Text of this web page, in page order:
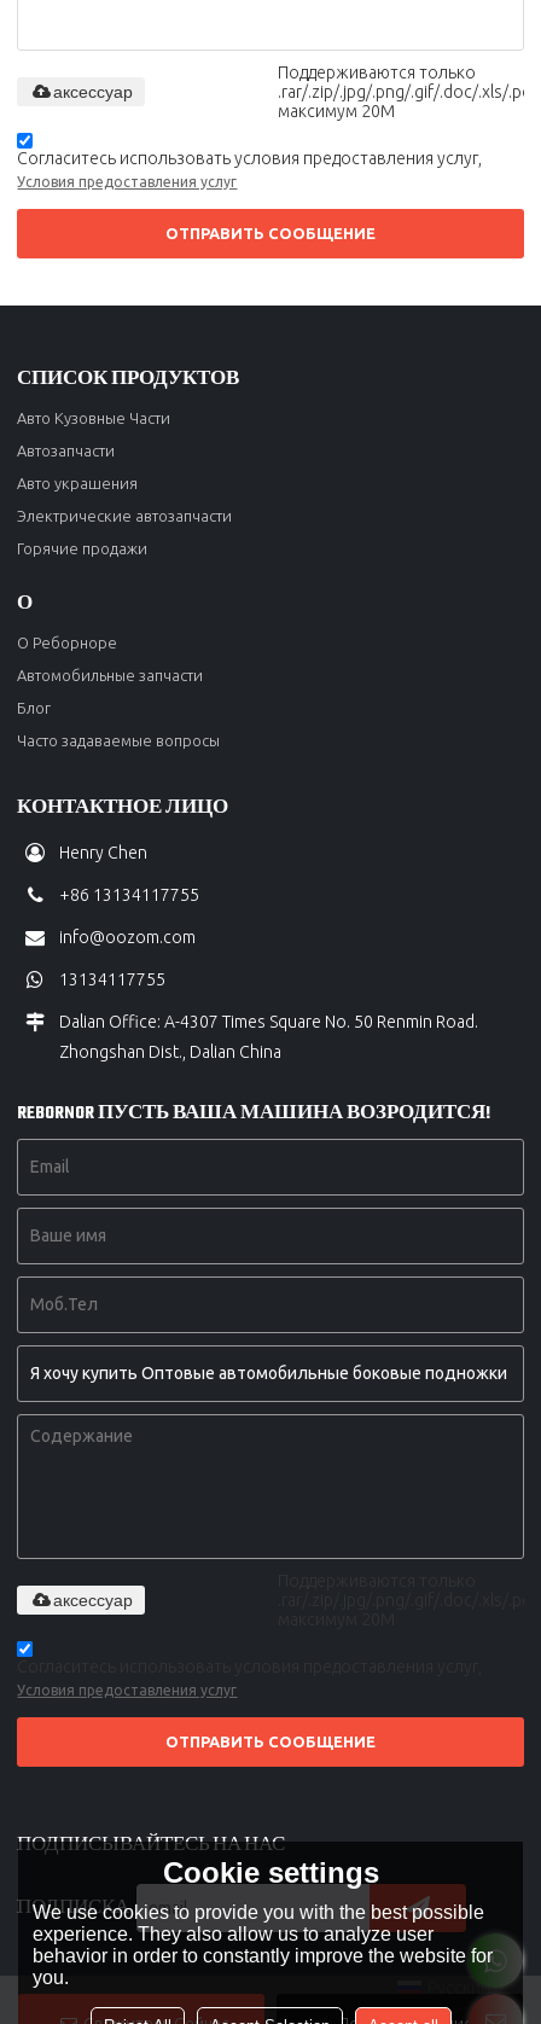
Поддерживаются только
.rar/.zip/.jpg/.png/.gif/.doc/.xls/.pdf,
максимум 20M
аксессуар
Согласитесь использовать условия предоставления услуг,
Условия предоставления услуг
ОТПРАВИТЬ СООБЩЕНИЕ
СПИСОК ПРОДУКТОВ
Авто Кузовные Части
Автозапчасти
Авто украшения
Электрические автозапчасти
Горячие продажи
О
О Реборноре
Автомобильные запчасти
Блог
Часто задаваемые вопросы
КОНТАКТНОЕ ЛИЦО
Henry Chen
+86 13134117755
info@oozom.com
13134117755
Dalian Office: A-4307 Times Square No. 50 Renmin Road.
Zhongshan Dist., Dalian China
REBORNOR ПУСТЬ ВАША МАШИНА ВОЗРОДИТСЯ!
аксессуар
Условия предоставления услуг
ОТПРАВИТЬ СООБЩЕНИЕ
ПОДПИСЫВАЙТЕСЬ НА НАС
ПОДПИСКА
Русский
Cookie settings
We use cookies to provide you with the best possible
experience. They also allow us to analyze user
behavior in order to constantly improve the website for
you.